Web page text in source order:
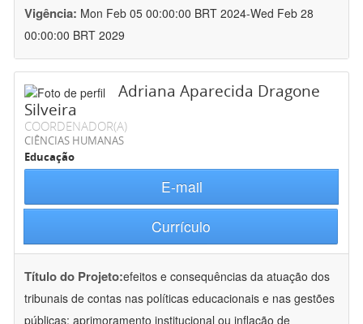
Vigência: Mon Feb 05 00:00:00 BRT 2024-Wed Feb 28
00:00:00 BRT 2029
Adriana Aparecida Dragone
Silveira
COORDENADOR(A)
CIÊNCIAS HUMANAS
Educação
E-mail
Currículo
Título do Projeto:efeitos e consequências da atuação dos
tribunais de contas nas políticas educacionais e nas gestões
públicas: aprimoramento institucional ou inflação de